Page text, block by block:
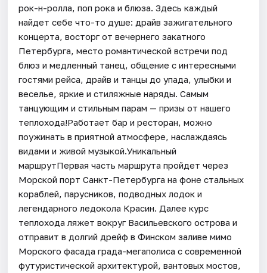
рок-н-ролла, поп рока и блюза. Здесь каждый
найдет себе что-то душе: драйв зажигательного
концерта, восторг от вечернего закатного
Петербурга, место романтической встречи под
блюз и медленный танец, общение с интересными
гостями рейса, драйв и танцы до упада, улыбки и
веселье, яркие и стиляжные наряды. Самым
танцующим и стильным парам — призы от нашего
теплохода!Работает бар и ресторан, можно
поужинать в приятной атмосфере, наслаждаясь
видами и живой музыкой.Уникальный
маршрутПервая часть маршрута пройдет через
Морской порт Санкт-Петербурга на фоне стальных
кораблей, парусников, подводных лодок и
легендарного ледокола Красин. Далее курс
теплохода ляжет вокруг Васильевского острова и
отправит в долгий дрейф в Финском заливе мимо
Морского фасада града-мегаполиса с современной
футуристической архитектурой, вантовых мостов,